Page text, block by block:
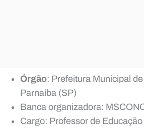
Órgão: Prefeitura Municipal
Parnaíba (SP)
Banca organizadora:
Cargo: Professor de